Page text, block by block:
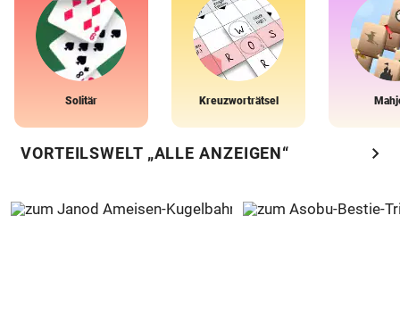
Solitär Kreuzworträtsel
VORTEILSWELT „ALLE ANZEIGEN“ chevron_right